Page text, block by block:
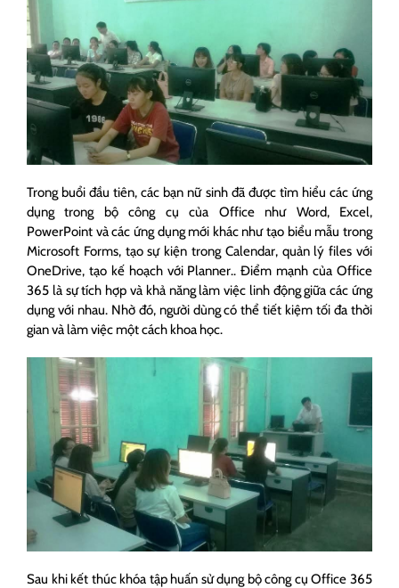
Trong buổi đầu tiên, các bạn nữ sinh đã được tìm hiểu các ứng
dụng trong bộ công cụ của Office như Word, Excel,
PowerPoint và các ứng dụng mới khác như tạo biểu mẫu trong
Microsoft Forms, tạo sự kiện trong Calendar, quản lý files với
OneDrive, tạo kế hoạch với Planner.. Điểm mạnh của Office
365 là sự tích hợp và khả năng làm việc linh động giữa các ứng
dụng với nhau. Nhờ đó, người dùng có thể tiết kiệm tối đa thời
gian và làm việc một cách khoa học.
Sau khi kết thúc khóa tập huấn sử dụng bộ công cụ Office 365